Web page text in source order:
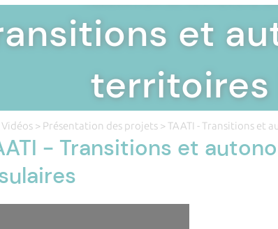
et
territoires
Vidéos > Présentation des projets > TAATI - Transitions et
- Transitions et